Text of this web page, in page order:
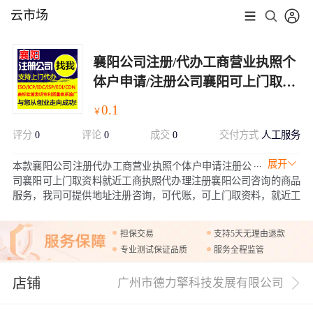
云市场
襄阳公司注册/代办工商营业执照个
体户申请/注册公司襄阳可上门取资
￥0.1
评分 0 评论 0 成交0 交付方式 人工服务
展开
本款襄阳公司注册代办工商营业执照个体户申请注册公
司襄阳可上门取资料就近工商执照代办理注册襄阳公司咨询的商品
服务，我司可提供地址注册咨询，可代账，可上门取资料，就近工
站，资料齐全无误一般工商是5-7个工作日出执照，欢迎咨询购买！
担保交易
支持5天无理由退款
专业测试保证品质
服务全程监管
店铺 广州市德力擎科技发展有限公司